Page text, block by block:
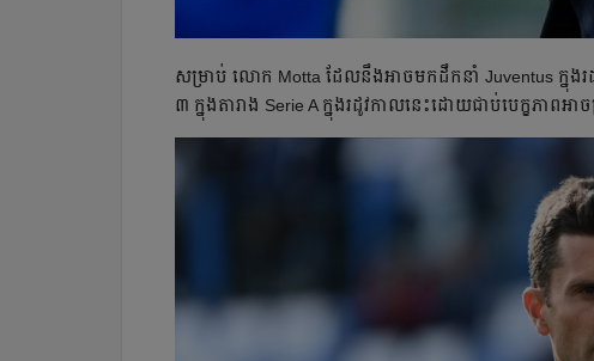
សម្រាប់​ លោក​ Motta ដែល​នឹង​អាច​មក​ដឹកនាំ​ Juventus ក្នុង​
៣ ក្នុង​តារាង​ Serie A ក្នុង​រដូវកាល​នេះ​ដោយ​ជាប់​បេក្ខភាព​អ